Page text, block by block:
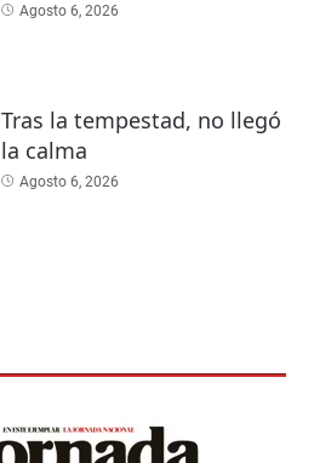
Agosto 6, 2026
Tras la tempestad, no llegó
la calma
Agosto 6, 2026